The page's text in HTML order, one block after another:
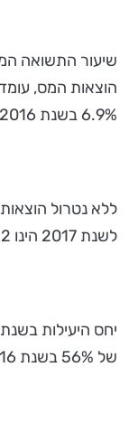
6.9% בשנת 2016.
ללא נטרול
לשנת 2017 הינו %5.52.
של 56% בשנת 2016.